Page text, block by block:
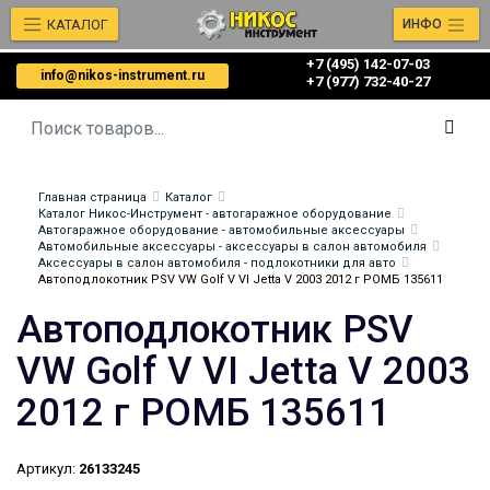
info@nikos-instrument.ru
+7 (495) 142-07-03
‎‎+7 (977) 732-40-27
КАТАЛОГ ИНФО
Главная страница
Каталог
Каталог Никос-Инструмент - автогаражное оборудование
Автогаражное оборудование - автомобильные аксессуары
Автомобильные аксессуары - аксессуары в салон автомобиля
Аксессуары в салон автомобиля - подлокотники для авто
Автоподлокотник PSV VW Golf V VI Jetta V 2003 2012 г РОМБ 135611
Автоподлокотник PSV
VW Golf V VI Jetta V 2003
2012 г РОМБ 135611
Артикул: 26133245